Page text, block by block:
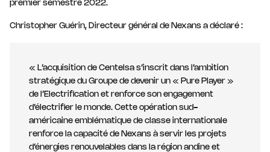
premier semestre 2022.
Christopher Guérin, Directeur général de Nexans a déclaré :
« L’acquisition de Centelsa s’inscrit dans l’ambition
stratégique du Groupe de devenir un « Pure Player »
de l’Electrification et renforce son engagement
d’électrifier le monde. Cette opération sud-
américaine emblématique de classe internationale
renforce la capacité de Nexans à servir les projets
d’énergies renouvelables dans la région andine et